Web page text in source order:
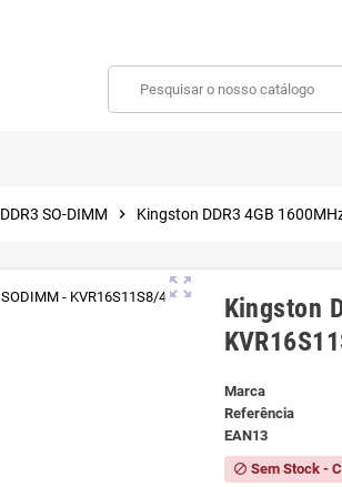
DDR3 SO-DIMM chevron_right Kingston DDR3 4GB
zoom_out_map
Kingston
Marca
Referência
EAN13
block Sem Stock -